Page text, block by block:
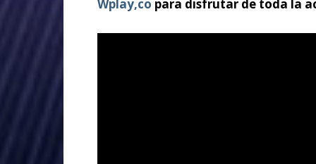
Wplay,co para disfrutar de toda la